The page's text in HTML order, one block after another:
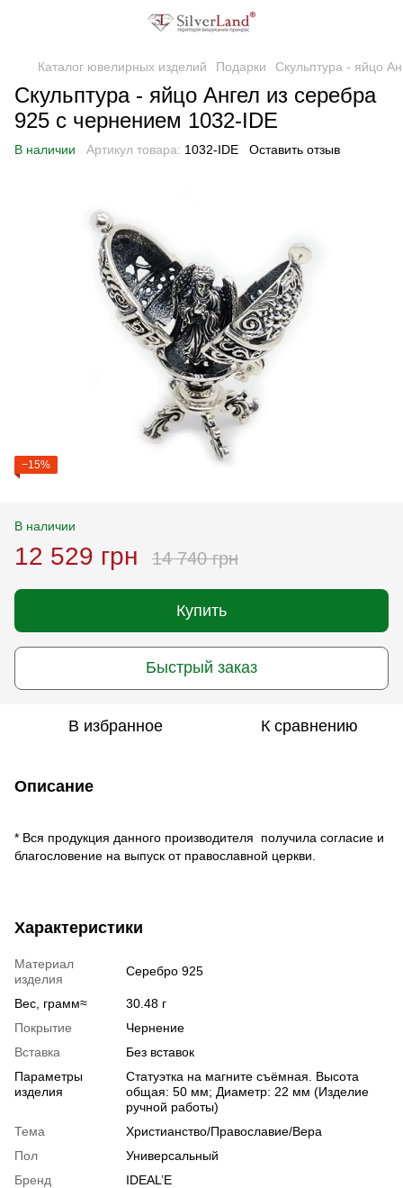
Каталог ювелирных изделий Подарки Скульптура - яйцо
Скульптура - яйцо Ангел из серебра
925 с чернением 1032-IDE
В наличии Артикул товара: 1032-IDE Оставить отзыв
−15%
В наличии
12 529 грн 14 740 грн
Купить
Быстрый заказ
В избранное К сравнению
Описание
* Вся продукция данного производителя получила согласие и
благословение на выпуск от православной церкви.
Характеристики
Материал
изделия
Серебро 925
Вес, грамм≈
30.48 г
Покрытие
Чернение
Вставка
Без вставок
Параметры
изделия
Статуэтка на магните съёмная. Высота
общая: 50 мм; Диаметр: 22 мм (Изделие
ручной работы)
Тема
Христианство/Православие/Вера
Пол
Универсальный
Бренд
IDEAL’E